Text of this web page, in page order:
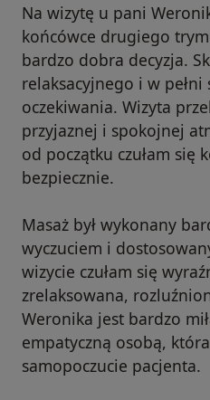
Na wizytę u pani
końcówce drugiego
bardzo dobra decyzja.
relaksacyjnego i w pełni
oczekiwania. Wizyta
przyjaznej i spokojnej
od początku czułam się
bezpiecznie.
Masaż był wykonany
wyczuciem i
wizycie czułam się
zrelaksowana,
Weronika jest bardzo
empatyczną osobą,
samopoczucie pacjenta.